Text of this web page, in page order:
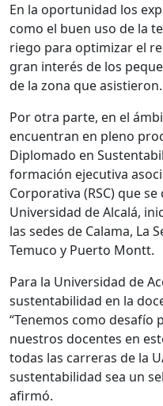
En la oportunidad los
como el buen uso de la
riego para optimizar el
gran interés de los
de la zona que asistieron.
Por otra parte, en el
encuentran en pleno
Diplomado en
formación ejecutiva
Corporativa (RSC) que
Universidad de Alcalá,
las sedes de Calama, La
Temuco y Puerto Montt.
Para la Universidad de
sustentabilidad en la
“Tenemos como desafío
nuestros docentes en
todas las carreras de la
sustentabilidad sea un
afirmó.